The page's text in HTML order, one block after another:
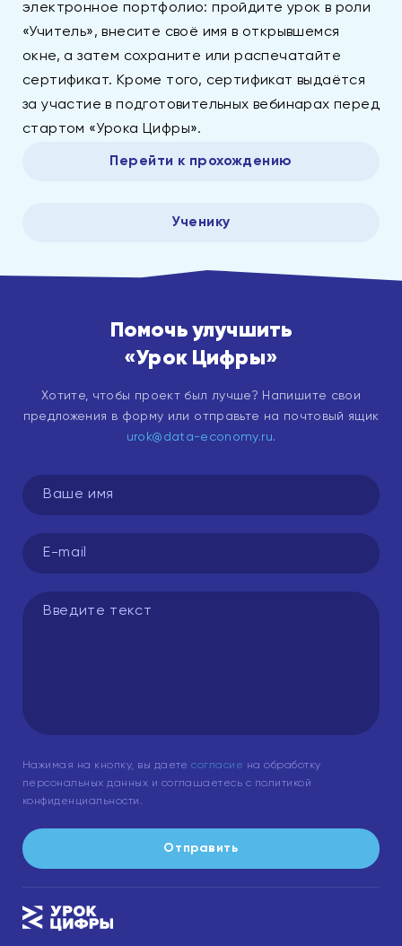
Ученику
электронное портфолио: пройдите урок в роли
«Учитель», внесите своё имя в открывшемся
окне, а затем сохраните или распечатайте
сертификат. Кроме того, сертификат выдаётся
за участие в подготовительных вебинарах перед
стартом «Урока Цифры».
Перейти к прохождению
Помочь улучшить
«Урок Цифры»
Хотите, чтобы проект был лучше? Напишите свои
предложения в форму или отправьте на почтовый ящик
urok@data-economy.ru.
Нажимая на кнопку, вы даетесогласие на обработку
персональных данных и соглашаетесь с политикой
конфиденциальности.
Отправить